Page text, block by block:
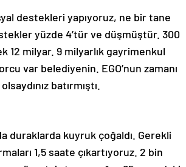
destekleri yapıyoruz, ne bir tane
yüzde 4’tür ve düşmüştür. 300
12 milyar. 9 milyarlık gayrimenkul
var belediyenin. EGO’nun zamanı
batırmıştı.
duraklarda kuyruk çoğaldı. Gerekli
1,5 saate çıkartıyoruz. 2 bin